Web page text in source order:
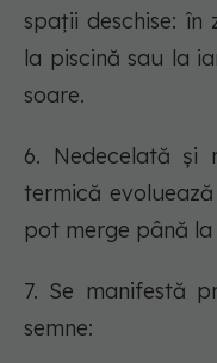
spații deschise:
la piscină sau la
soare.
6. Nedecelată și
termică
pot merge până
7. Se manifestă
semne: